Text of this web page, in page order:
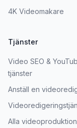
4K Videomakare
Tjänster
Video SEO &
tjänster
Anställ en
Alla